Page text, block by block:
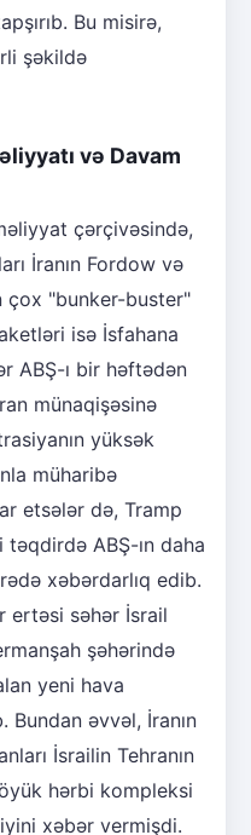
Bu misirə,
şəkildə
və Davam
çərçivəsində,
İranın Fordow və
çox "bunker-buster"
isə İsfahana
ABŞ-ı bir həftədən
münaqişəsinə
yüksək
müharibə
etsələr də, Tramp
təqdirdə ABŞ-ın daha
xəbərdarlıq edib.
ertəsi səhər İsrail
şəhərində
yeni hava
əvvəl, İranın
İsrailin Tehranın
hərbi kompleksi
xəbər vermişdi.